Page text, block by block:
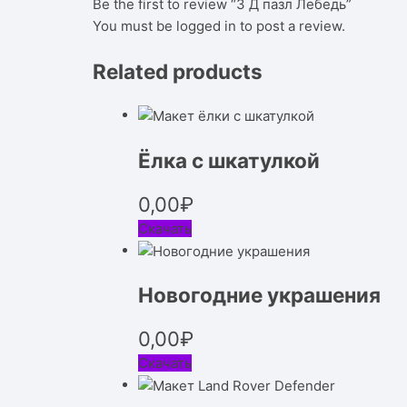
Be the first to review “3 Д пазл Лебедь”
You must be logged in to post a review.
Related products
Ёлка с шкатулкой
0,00₽
Скачать
Новогодние украшения
0,00₽
Скачать